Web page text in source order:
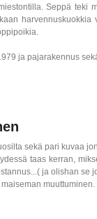
Seppä teki
ja pajarakennus
sekä pari kuvaa
taas kerran,
ja olishan se